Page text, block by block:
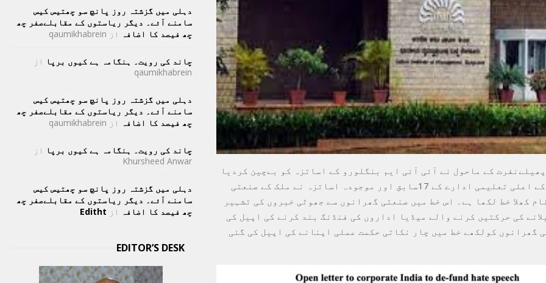
کے ماحول نے آئی آئی ایم بنگلورو کے اساتزہ کو بےچین کردیا
ہے۔منیجمنٹ کے اعلی تعلیمی ادارے کے 17سابق اور موجودہ اساتزہ نے ملک کے صنعتی
کھلا خط لکھا ہے۔ اس خط میں صنعتی گھرانوں سے جھوٹی خبروں کی تشہیر
کی حرکتیں کرنے والے میڈیا اداروں کی فنڈنگ بند کرنے کی اپیل کی
گھرانوں کولکھے خط میں چار نکاتی حکمت عملی اپنانے کی اپیل کی گئی
دہلی میں گزشتہ روز پانچ سو چھتیس کیس
سامنے آئے۔ دیگر ریاستوں کے مقابلےصفر چھ
چھ فیصد کا اضافہ از qaumikhabrein
چاند کی رویت۔ ہنگامہ ہے کیوں برپا از
qaumikhabrein
دہلی میں گزشتہ روز پانچ سو چھتیس کیس
سامنے آئے۔ دیگر ریاستوں کے مقابلےصفر چھ
چھ فیصد کا اضافہ از qaumikhabrein
چاند کی رویت۔ ہنگامہ ہے کیوں برپا از
Khursheed Anwar
دہلی میں گزشتہ روز پانچ سو چھتیس کیس
سامنے آئے۔ دیگر ریاستوں کے مقابلےصفر چھ
چھ فیصد کا اضافہ از Editht
EDITOR’S DESK